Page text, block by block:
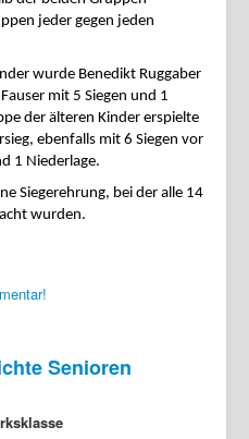
jeder gegen jeden
wurde Benedikt Ruggaber
mit 5 Siegen und 1
der älteren Kinder erspielte
ebenfalls mit 6 Siegen vor
1 Niederlage.
Siegerehrung, bei der alle 14
wurden.
Senioren